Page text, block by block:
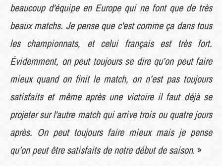
beaucoup d'équipe en Europe qui ne font que de très
beaux matchs. Je pense que c'est comme ça dans tous
les championnats, et celui français est très fort.
Évidemment, on peut toujours se dire qu’on peut faire
mieux quand on finit le match, on n’est pas toujours
satisfaits et même après une victoire il faut déjà se
projeter sur l'autre match qui arrive trois ou quatre jours
après. On peut toujours faire mieux mais je pense
qu’on peut être satisfaits de notre début de saison. »